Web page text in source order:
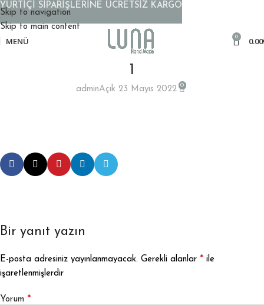
Skip to navigation
Skip to main content
MENÜ 0 0.00
1
adminAçık 23 Mayıs 2022 0
Bir yanıt yazın
E-posta adresiniz yayınlanmayacak. Gerekli alanlar * ile
işaretlenmişlerdir
Yorum *
YURTİÇİ SİPARİŞLERİNE ÜCRETSİZ KARGO